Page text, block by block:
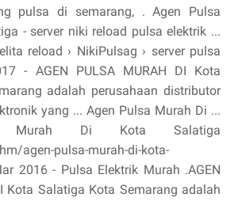
pulsa di semarang, . Agen Pulsa
- server niki reload pulsa elektrik ...
reload › NikiPulsag › server pulsa
- AGEN PULSA MURAH DI Kota
adalah perusahaan distributor
yang ... Agen Pulsa Murah Di ...
Murah Di Kota Salatiga
agen-pulsa-murah-di-kota-
2016 - Pulsa Elektrik Murah .AGEN
Kota Salatiga Kota Semarang adalah